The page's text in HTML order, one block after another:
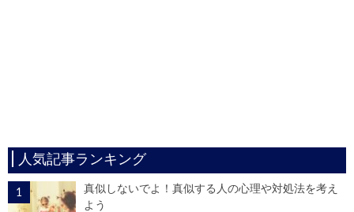
人気記事ランキング
真似しないでよ！真似する人の心理や対処法を考え
よう